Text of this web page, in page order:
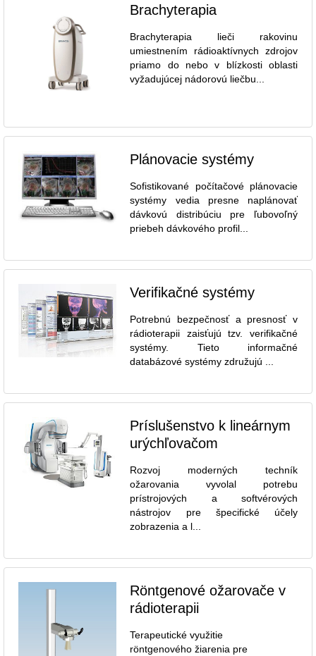
Brachyterapia
Brachyterapia lieči rakovinu
umiestnením rádioaktívnych zdrojov
priamo do nebo v blízkosti oblasti
vyžadujúcej nádorovú liečbu...
Plánovacie systémy
Sofistikované počítačové plánovacie
systémy vedia presne naplánovať
dávkovú distribúciu pre ľubovoľný
priebeh dávkového profil...
Verifikačné systémy
Potrebnú bezpečnosť a presnosť v
rádioterapii zaisťujú tzv. verifikačné
systémy. Tieto informačné
databázové systémy združujú ...
Príslušenstvo k lineárnym
urýchľovačom
Rozvoj moderných techník
ožarovania vyvolal potrebu
prístrojových a softvérových
nástrojov pre špecifické účely
zobrazenia a l...
Röntgenové ožarovače v
rádioterapii
Terapeutické využitie
röntgenového žiarenia pre